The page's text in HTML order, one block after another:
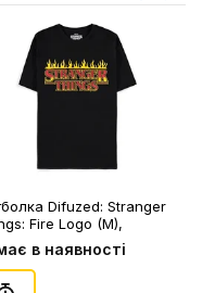
Difuzed: Stranger
Fire Logo (M),
в наявності